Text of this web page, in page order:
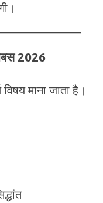
2026
माना जाता है।